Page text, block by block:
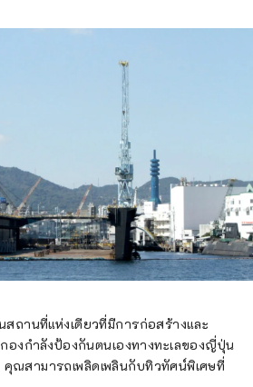
สถานที่แห่งเดียวที่มีการก่อสร้างและ
องกำลังป้องกันตนเองทางทะเลของญี่ปุ่น
ณสามารถเพลิดเพลินกับทิวทัศน์พิเศษที่